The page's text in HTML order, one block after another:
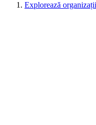
Explorează organizații